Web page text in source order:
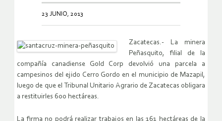
23 JUNIO, 2013
Zacatecas.- La minera
Peñasquito, filial de la
compañía canadiense Gold Corp devolvió una parcela a
campesinos del ejido Cerro Gordo en el municipio de Mazapil,
luego de que el Tribunal Unitario Agrario de Zacatecas obligara
a restituirles 600 hectáreas.
La firma no podrá realizar trabajos en las 161 hectáreas de la